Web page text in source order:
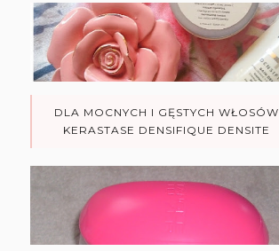
DLA MOCNYCH I GĘSTYCH WŁOSÓW
KERASTASE DENSIFIQUE DENSITE